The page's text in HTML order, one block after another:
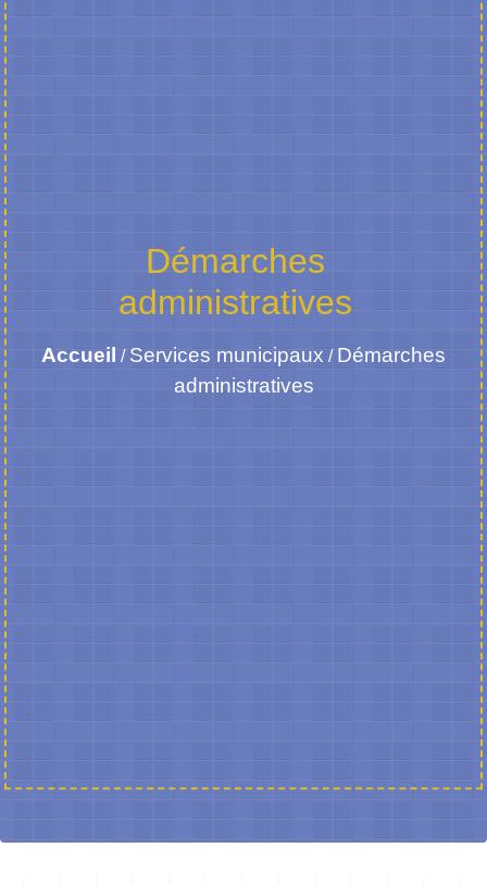
Démarches
administratives
Accueil / Services municipaux / Démarches
administratives